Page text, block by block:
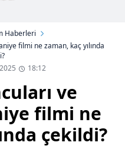
Haberleri
filmi ne zaman, kaç yılında
18:12
ve
filmi ne
çekildi?